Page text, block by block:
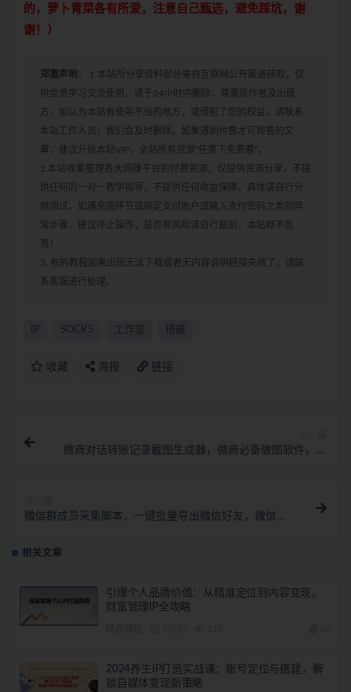
的，萝卜青菜各有所爱，注意自己甄选，避免踩坑，谢
谢！）
郑重声明：
1.本站所分享资料部分来自互联网公开渠道获取，仅
供会员学习交流使用，请于24小时内删除，尊重原作者及出版
方，如认为本站有使用不当的地方，或侵犯了您的权益，请联系
本站工作人员，我们会及时删除。如果遇到付费才可观看的文
章，建议升级本站VIP，全站所有资源“任意下免费看”。
2.本站收集整理各大网赚平台的付费资源，仅提供资源分享，不提
供任何的一对一教学指导，不提供任何收益保障，具体请自行分
辨测试，如遇充值环节或绑定支付账户或输入支付密码之类的异
常步骤，建议停止操作，是否有风险请自行甄别，本站概不负
责！
3. 有的教程如果出现无法下载或者无内容说明链接失效了，请联
系客服进行处理。
IP SOCK5 工作室 搭建
收藏 海报 链接
微商对话转账记录截图生成器，微商必备做图软件，直
微信群成员采集脚本，一键批量导出微信好友，微信群
相关文章
引爆个人品牌价值：从精准定位到内容变现，
财富管理IP全攻略
2024养生IP打造实战课：账号定位与搭建，解
锁自媒体变现新策略